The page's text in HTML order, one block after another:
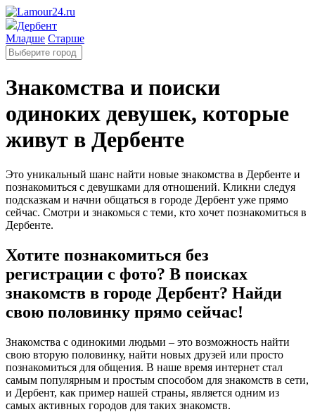
Дербент
Младше Старше
Знакомства и поиски
одиноких девушек, которые
живут в Дербенте
Это уникальный шанс найти новые знакомства в Дербенте и
познакомиться с девушками для отношений. Кликни следуя
подсказкам и начни общаться в городе Дербент уже прямо
сейчас. Смотри и знакомься с теми, кто хочет познакомиться в
Дербенте.
Хотите познакомиться без
регистрации с фото? В поисках
знакомств в городе Дербент? Найди
свою половинку прямо сейчас!
Знакомства с одинокими людьми – это возможность найти
свою вторую половинку, найти новых друзей или просто
познакомиться для общения. В наше время интернет стал
самым популярным и простым способом для знакомств в сети,
и Дербент, как пример нашей страны, является одним из
самых активных городов для таких знакомств.